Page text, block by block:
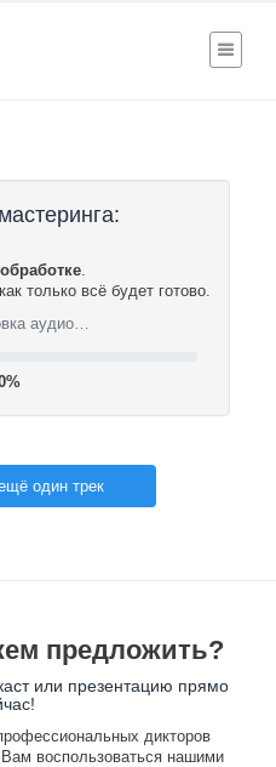
.
только всё будет готово.
аудио…
один трек
предложить?
или презентацию прямо
дикторов
воспользоваться нашими